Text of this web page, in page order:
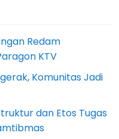
Redam
KTV
Komunitas Jadi
dan Etos Tugas